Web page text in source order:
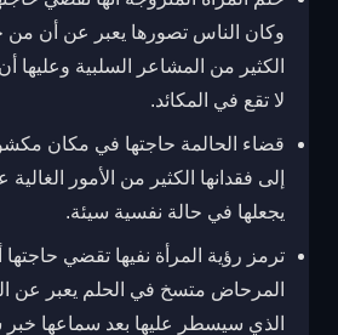
وكان الناس تصورها يعبر عن أن من
الكثير من المشاعر السلبية
لا تقع في المكائد.
قضاء الحالمة حاجتها في مكان
إلى فقدانها الكثير من الأمور
يجعلها في حالة نفسية سيئة.
ترمز رؤية المرأة نفيها تقضي
المرحاض متسخ في الحلم يعبر عن
الذي سيسطر عليها بعد سماعها